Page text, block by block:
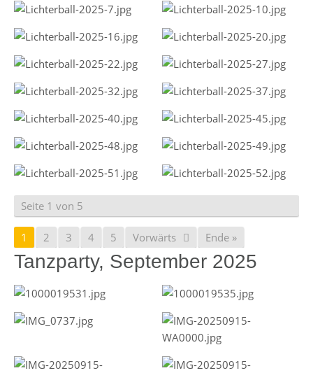
Seite 1 von 5
1 2 3 4 5 Vorwärts Ende »
Tanzparty, September 2025